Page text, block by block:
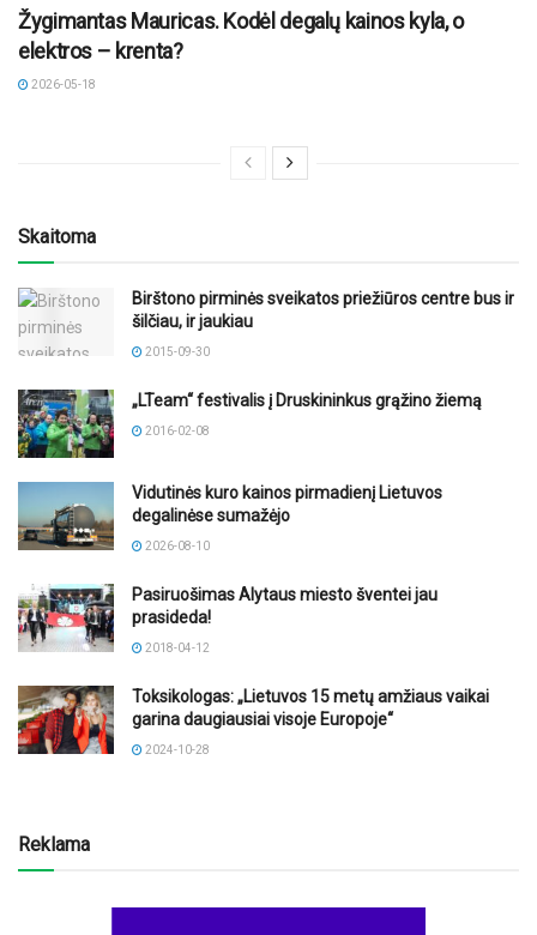
Žygimantas Mauricas. Kodėl degalų kainos kyla, o
elektros – krenta?
2026-05-18
Skaitoma
Birštono pirminės sveikatos priežiūros centre bus ir
šilčiau, ir jaukiau
2015-09-30
„LTeam“ festivalis į Druskininkus grąžino žiemą
2016-02-08
Vidutinės kuro kainos pirmadienį Lietuvos
degalinėse sumažėjo
2026-08-10
Pasiruošimas Alytaus miesto šventei jau
prasideda!
2018-04-12
Toksikologas: „Lietuvos 15 metų amžiaus vaikai
garina daugiausiai visoje Europoje“
2024-10-28
Reklama